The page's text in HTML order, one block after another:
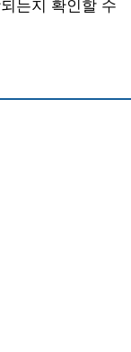
는지 확인할 수